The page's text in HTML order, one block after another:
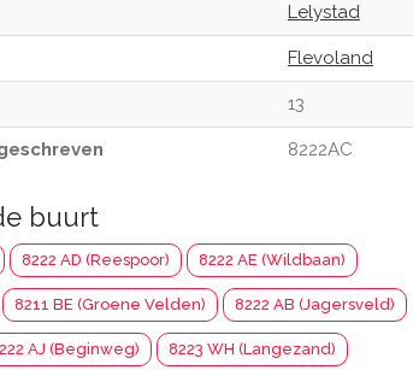
Lelystad
Flevoland
13
8222AC
buurt
8222 AD (Reespoor) 8222 AE (Wildbaan)
8211 BE (Groene Velden) 8222 AB (Jagersveld)
AJ (Beginweg) 8223 WH (Langezand)